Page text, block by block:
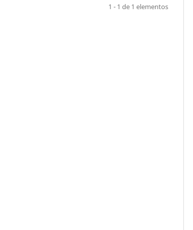
1 - 1 de 1 elementos